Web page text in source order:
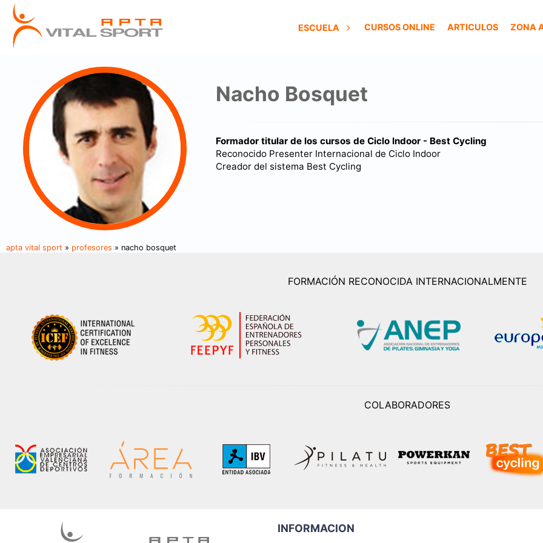
ESCUELA CURSOS ONLINE ARTICULOS ZONA
Nacho Bosquet
Formador titular de los cursos de Ciclo Indoor - Best Cycling
Reconocido Presenter Internacional de Ciclo Indoor
Creador del sistema Best Cycling
apta vital sport » profesores » nacho bosquet
FORMACIÓN RECONOCIDA INTERNACIONALMENTE
COLABORADORES
INFORMACION